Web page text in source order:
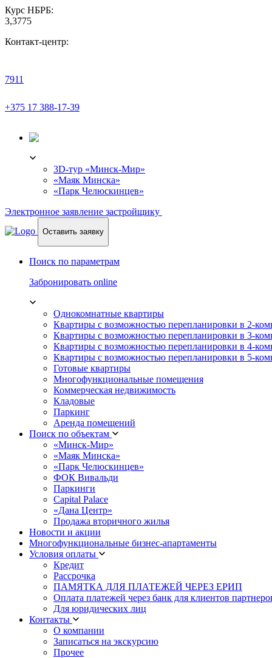
Курс НБРБ:
3,3775
Контакт-центр:
7911
+375 17 388-17-39
3D-тур «Минск-Мир»
«Маяк Минска»
«Парк Челюскинцев»
Электронное заявление застройщику
Оставить заявку
Поиск по параметрам
Забронировать online
Однокомнатные квартиры
Квартиры с возможностью перепланировки в 2-
Квартиры с возможностью перепланировки в 3-
Квартиры с возможностью перепланировки в 4-
Квартиры с возможностью перепланировки в 5-
Готовые квартиры
Многофункциональные помещения
Коммерческая недвижимость
Кладовые
Паркинг
Аренда помещений
Поиск по объектам
«Минск-Мир»
«Маяк Минска»
«Парк Челюскинцев»
ФОК Вивальди
Паркинги
Capital Palace
«Дана Центр»
Продажа вторичного жилья
Новости и акции
Многофункциональные бизнес-апартаменты
Условия оплаты
Кредит
Рассрочка
ПАМЯТКА ДЛЯ ПЛАТЕЖЕЙ ЧЕРЕЗ ЕРИП
Оплата платежей через банк для клиентов
Для юридических лиц
Контакты
О компании
Записаться на экскурсию
Прочее